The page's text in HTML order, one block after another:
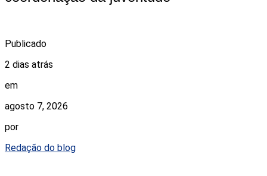
Publicado
2 dias atrás
em
agosto 7, 2026
por
Redação do blog